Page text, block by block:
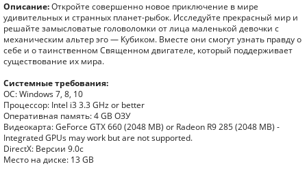
Описание:Откройте совершенно новое приключение в мире
удивительных и странных планет-рыбок. Исследуйте прекрасный мир и
решайте замысловатые головоломки от лица маленькой девочки с
механическим альтер эго — Кубиком. Вместе они смогут узнать правду о
себе и о таинственном Священном двигателе, который поддерживает
существование их мира.
Системные требования:
ОС: Windows 7, 8, 10
Процессор: Intel i3 3.3 GHz or better
Оперативная память: 4 GB ОЗУ
Видеокарта: GeForce GTX 660 (2048 MB) or Radeon R9 285 (2048 MB) -
Integrated GPUs may work but are not supported.
DirectX: Версии 9.0c
Место на диске: 13 GB